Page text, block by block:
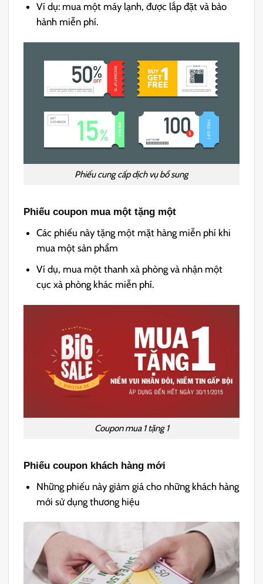
Ví dụ: mua một máy lạnh, được lắp đặt và bảo
hành miễn phí.
Phiếu cung cấp dịch vụ bổ sung
Phiếucoupon mua một tặng một
Các phiếu này tặng một mặt hàng miễn phí khi
mua một sản phẩm
Ví dụ, mua một thanh xà phòng và nhận một
cục xà phòng khác miễn phí.
Coupon mua 1 tặng 1
Phiếucoupon khách hàng mới
Những phiếu này giảm giá cho những khách hàng
mới sử dụng thương hiệu